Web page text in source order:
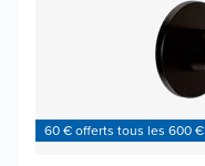
60 € offerts tous les 600 €